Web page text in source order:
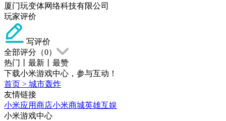
厦门玩变体网络科技有限公司
玩家评价
写评价
全部评分（0）
热门
最新
最赞
下载小米游戏中心，参与互动！
首页 > 城市轰炸
友情链接
小米应用商店小米商城英雄互娱
小米游戏中心